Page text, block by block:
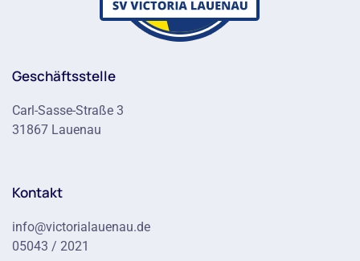
Geschäftsstelle
Carl-Sasse-Straße 3
31867 Lauenau
Kontakt
info@victorialauenau.de
05043 / 2021